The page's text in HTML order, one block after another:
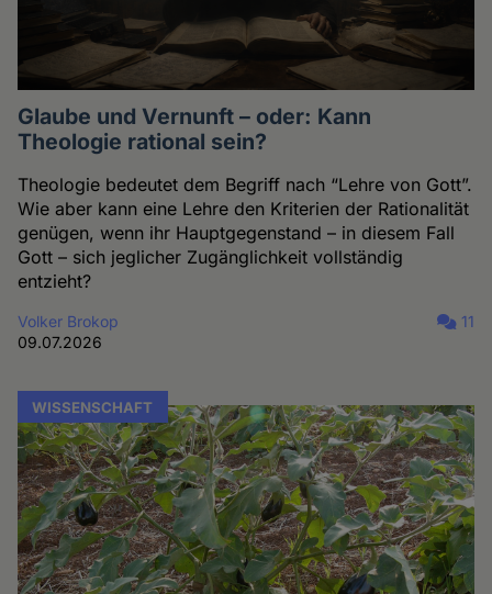
Glaube und Vernunft – oder: Kann
Theologie rational sein?
Theologie bedeutet dem Begriff nach “Lehre von Gott”.
Wie aber kann eine Lehre den Kriterien der Rationalität
genügen, wenn ihr Hauptgegenstand – in diesem Fall
Gott – sich jeglicher Zugänglichkeit vollständig
entzieht?
Volker Brokop
09.07.2026
11
WISSENSCHAFT